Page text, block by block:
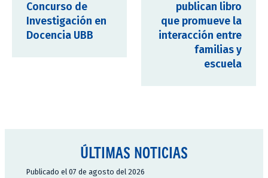
Concurso de
Investigación en
Docencia UBB
publican libro
que promueve la
interacción entre
familias y
escuela
ÚLTIMAS NOTICIAS
Publicado el 07 de agosto del 2026